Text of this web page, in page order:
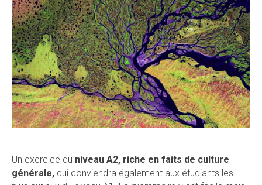
Un exercice du niveau A2, riche en faits de culture
générale, qui conviendra également aux étudiants les